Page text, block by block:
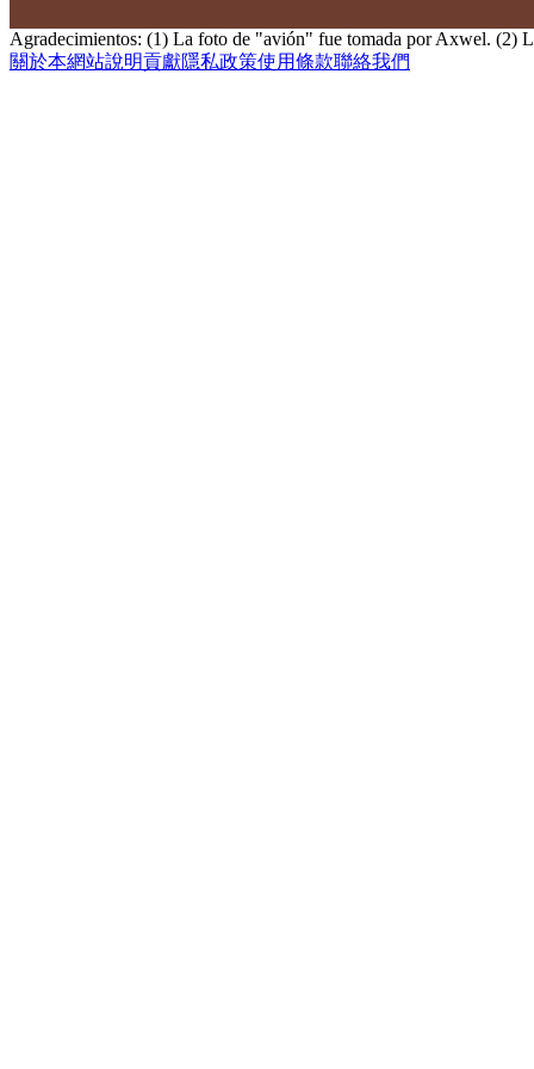
Agradecimientos: (1) La foto de "avión" fue tomada por Axwel. (2)
關於本網站說明貢獻隱私政策使用條款聯絡我們